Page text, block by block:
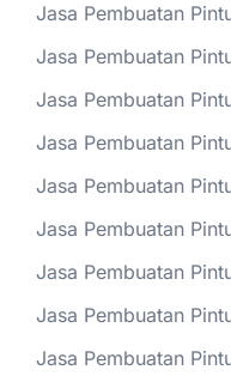
Jasa Pembuatan
Jasa Pembuatan
Jasa Pembuatan
Jasa Pembuatan
Jasa Pembuatan
Jasa Pembuatan
Jasa Pembuatan
Jasa Pembuatan
Jasa Pembuatan